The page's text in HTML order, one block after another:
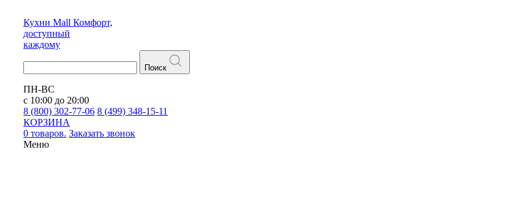
Кухни Mall Комфорт,
доступный
каждому
Поиск
ПН-ВС
с 10:00 до 20:00
8 (800) 302-77-06 8 (499) 348-15-11
КОРЗИНА
0 товаров. Заказать звонок
Меню